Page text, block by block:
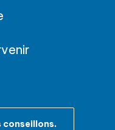
conseillons.